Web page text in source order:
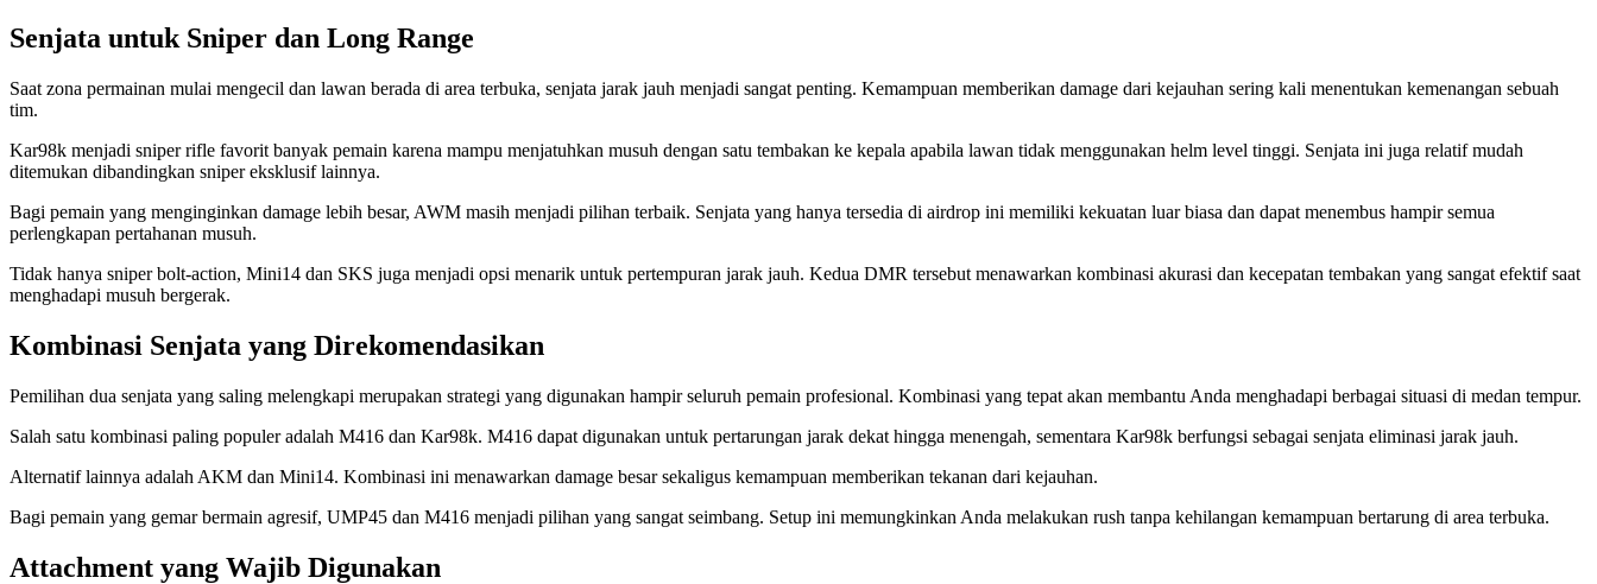
Senjata untuk Sniper dan Long Range
Saat zona permainan mulai mengecil dan lawan berada di area terbuka, senjata jarak jauh menjadi sangat penting. Kemampuan memberikan damage dari kejauhan sering kali menentukan kemenangan sebuah
tim.
Kar98k menjadi sniper rifle favorit banyak pemain karena mampu menjatuhkan musuh dengan satu tembakan ke kepala apabila lawan tidak menggunakan helm level tinggi. Senjata ini juga relatif mudah
ditemukan dibandingkan sniper eksklusif lainnya.
Bagi pemain yang menginginkan damage lebih besar, AWM masih menjadi pilihan terbaik. Senjata yang hanya tersedia di airdrop ini memiliki kekuatan luar biasa dan dapat menembus hampir semua
perlengkapan pertahanan musuh.
Tidak hanya sniper bolt-action, Mini14 dan SKS juga menjadi opsi menarik untuk pertempuran jarak jauh. Kedua DMR tersebut menawarkan kombinasi akurasi dan kecepatan tembakan yang sangat efektif saat
menghadapi musuh bergerak.
Kombinasi Senjata yang Direkomendasikan
Pemilihan dua senjata yang saling melengkapi merupakan strategi yang digunakan hampir seluruh pemain profesional. Kombinasi yang tepat akan membantu Anda menghadapi berbagai situasi di medan tempur.
Salah satu kombinasi paling populer adalah M416 dan Kar98k. M416 dapat digunakan untuk pertarungan jarak dekat hingga menengah, sementara Kar98k berfungsi sebagai senjata eliminasi jarak jauh.
Alternatif lainnya adalah AKM dan Mini14. Kombinasi ini menawarkan damage besar sekaligus kemampuan memberikan tekanan dari kejauhan.
Bagi pemain yang gemar bermain agresif, UMP45 dan M416 menjadi pilihan yang sangat seimbang. Setup ini memungkinkan Anda melakukan rush tanpa kehilangan kemampuan bertarung di area terbuka.
Attachment yang Wajib Digunakan